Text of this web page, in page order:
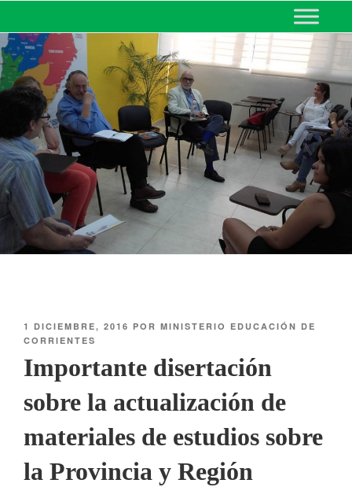
MINISTERIO DE EDUCACIÓN
DE CORRIENTES
1 DICIEMBRE, 2016 POR MINISTERIO EDUCACIÓN DE
CORRIENTES
Importante disertación
sobre la actualización de
materiales de estudios sobre
la Provincia y Región